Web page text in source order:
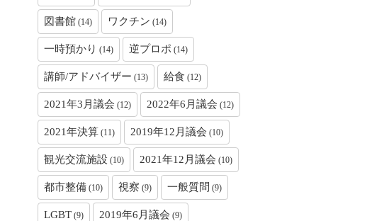
図書館 (14) ワクチン (14)
一時預かり (14) 逆プロポ (14)
講師/アドバイザー (13) 給食 (12)
2021年3月議会 (12) 2022年6月議会 (12)
2021年決算 (11) 2019年12月議会 (10)
観光交流施設 (10) 2021年12月議会 (10)
都市整備 (10) 視察 (9) 一般質問 (9)
LGBT (9) 2019年6月議会 (9)